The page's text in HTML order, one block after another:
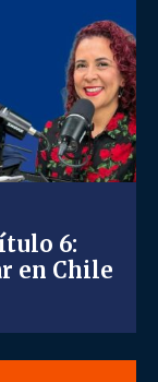
6:
en Chile